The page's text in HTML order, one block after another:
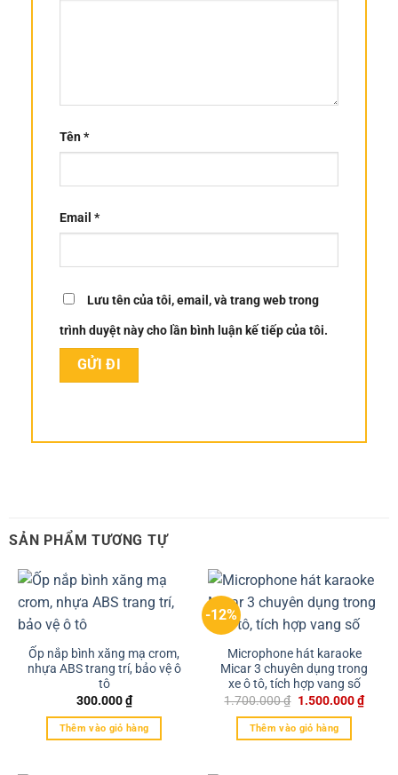
Tên*
Email *
Lưu tên của tôi, email, và trang web trong
trình duyệt này cho lần bình luận kế tiếp của tôi.
SẢN PHẨM TƯƠNG TỰ
Ốp nắp bình xăng mạ crom,
nhựa ABS trang trí, bảo vệ ô
tô
300.000₫
Thêm vào giỏ hàng
-12%
Microphone hát karaoke
Micar 3 chuyên dụng trong
xe ô tô, tích hợp vang số
1.700.000₫ 1.500.000₫
Thêm vào giỏ hàng